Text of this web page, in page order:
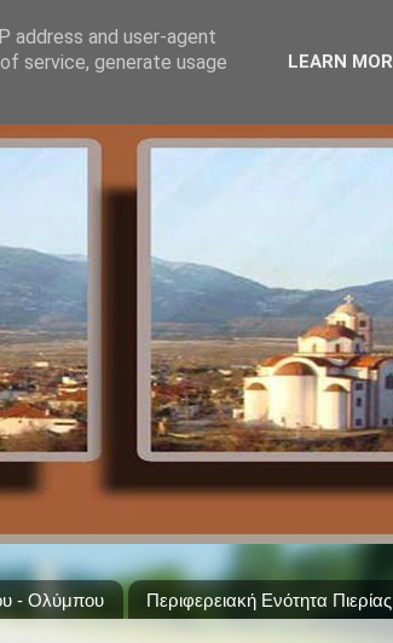
- Ολύμπου Περιφερειακή Ενότητα Πιερίας
address and user-agent
service, generate usage
LEARN